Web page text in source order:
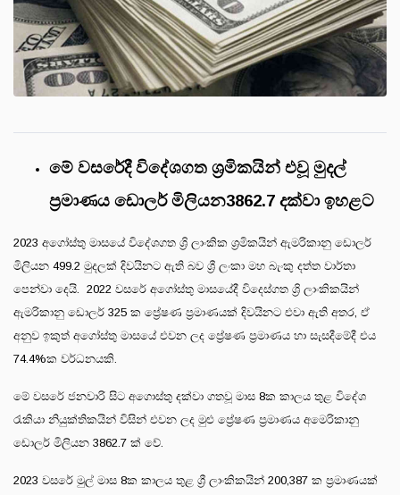
මේ වසරේදී විදේශගත ශ්‍රමිකයින් එවූ මුදල්
ප්‍රමාණය ඩොලර් මිලියන3862.7 දක්වා ඉහළට
2023 අගෝස්තු මාසයේ විදේශගත ශ්‍රි ලාංකික ශ්‍රමිකයින් ඇමරිකානු ඩොලර්
මිලියන 499.2 මුදලක් දිවයිනට ඇති බව ශ්‍රී ලංකා මහ බැංකු දත්ත වාර්තා
පෙන්වා දෙයි. 2022 වසරේ අගෝස්තු මාසයේදී විදෙස්ගත ශ්‍රි ලාංකිකයින්
ඇමරිකානු ඩොලර් 325 ක ප්‍රේෂණ ප්‍රමාණයක් දිවයිනට එවා ඇති අතර, ඒ
අනුව ඉකුත් අගෝස්තු මාසයේ එවන ලද ප්‍රේෂණ ප්‍රමාණය හා සැසදීමේදී එය
74.4%ක වර්ධනයකි.
මේ වසරේ ජනවාරි සිට අගොස්තු දක්වා ගතවූ මාස 8ක කාලය තුළ විදේශ
රැකියා නියුක්තිකයින් විසින් එවන ලද මුළු ප්‍රේෂණ ප්‍රමාණය අමෙරිකානු
ඩොලර් මිලියන 3862.7 ක් වේ.
2023 වසරේ මුල් මාස 8ක කාලය තුළ ශ්‍රී ලාංකිකයින් 200,387 ක ප්‍රමාණයක්